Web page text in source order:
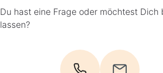
Du hast eine Frage oder möchtest Dich
lassen?